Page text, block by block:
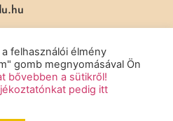
felhasználói élmény
gomb megnyomásával Ön
bővebben a sütikről!
pedig itt